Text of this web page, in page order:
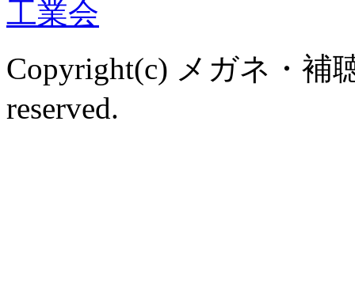
Copyright(c) メガネ・
reserved.